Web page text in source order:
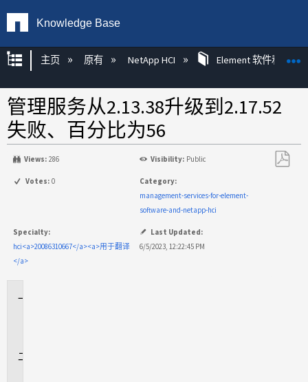
Knowledge Base
扩展/隐缩全局层次
主页 原有 NetApp HCI Element 软件和
管理服务从2.13.38升级到2.17.52
失败、百分比为56
Views: 286 Visibility: Public
Votes: 0
Category:
management-services-for-element-
software-and-netapp-hci
Specialty:
hci<a>20086310667</a><a>用于翻译
</a>
Last Updated:
6/5/2023, 12:22:45 PM